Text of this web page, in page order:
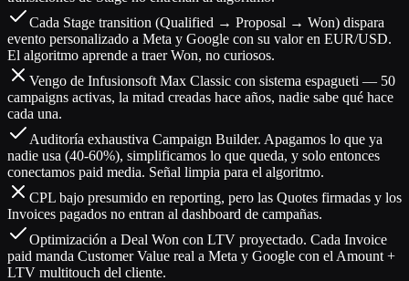
Cada Stage transition (Qualified → Proposal → Won) dispara
evento personalizado a Meta y Google con su valor en EUR/USD.
El algoritmo aprende a traer Won, no curiosos.
Vengo de Infusionsoft Max Classic con sistema espagueti — 50
campaigns activas, la mitad creadas hace años, nadie sabe qué hace
cada una.
Auditoría exhaustiva Campaign Builder. Apagamos lo que ya
nadie usa (40-60%), simplificamos lo que queda, y solo entonces
conectamos paid media. Señal limpia para el algoritmo.
CPL bajo presumido en reporting, pero las Quotes firmadas y los
Invoices pagados no entran al dashboard de campañas.
Optimización a Deal Won con LTV proyectado. Cada Invoice
paid manda Customer Value real a Meta y Google con el Amount +
LTV multitouch del cliente.